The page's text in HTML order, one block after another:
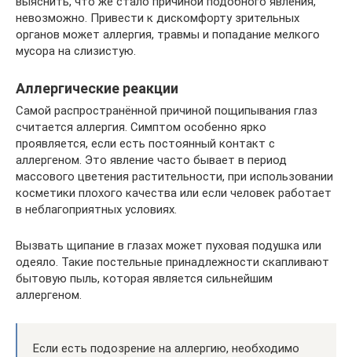
невозможно. Привести к дискомфорту зрительных
органов может аллергия, травмы и попадание мелкого
мусора на слизистую.
Аллергические реакции
Самой распространённой причиной пощипывания глаз
считается аллергия. Симптом особенно ярко
проявляется, если есть постоянный контакт с
аллергеном. Это явление часто бывает в период
массового цветения растительности, при использовании
косметики плохого качества или если человек работает
в неблагоприятных условиях.
Вызвать щипание в глазах может пуховая подушка или
одеяло. Такие постельные принадлежности скапливают
бытовую пыль, которая является сильнейшим
аллергеном.
Если есть подозрение на аллергию, необходимо